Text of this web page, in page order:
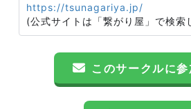
https://tsunagariya.jp/
(公式サイトは「繋がり屋」で検索
このサークルに参